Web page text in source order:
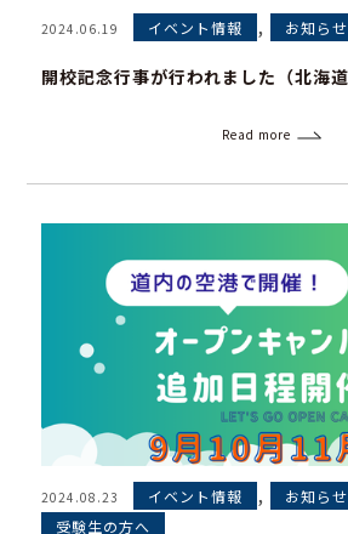
2024.06.19 イベント情報 , お知らせ
開校記念行事が行われました（北海道
Read more
2024.08.23 イベント情報 , お知らせ
受験生の方へ